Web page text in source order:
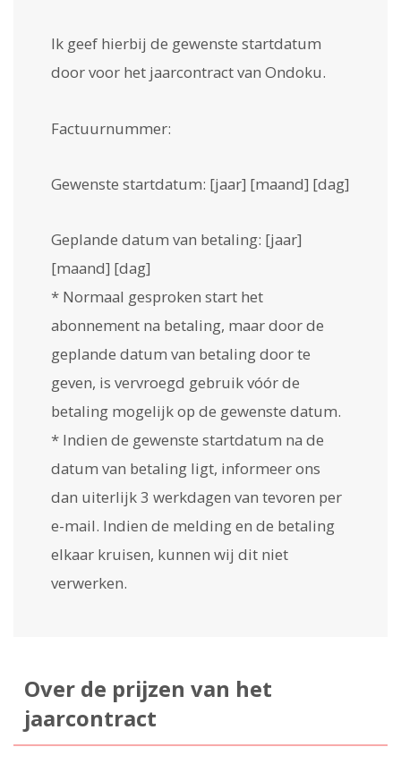
Ik geef hierbij de gewenste startdatum
door voor het jaarcontract van Ondoku.
Factuurnummer:
Gewenste startdatum: [jaar] [maand] [dag]
Geplande datum van betaling: [jaar]
[maand] [dag]
* Normaal gesproken start het
abonnement na betaling, maar door de
geplande datum van betaling door te
geven, is vervroegd gebruik vóór de
betaling mogelijk op de gewenste datum.
* Indien de gewenste startdatum na de
datum van betaling ligt, informeer ons
dan uiterlijk 3 werkdagen van tevoren per
e-mail. Indien de melding en de betaling
elkaar kruisen, kunnen wij dit niet
verwerken.
Over de prijzen van het
jaarcontract